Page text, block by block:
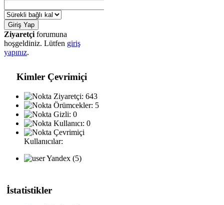
Ziyaretçi forumuna
hoşgeldiniz. Lütfen giriş
yapınız.
Kimler Çevrimiçi
Ziyaretçi: 643
Örümcekler: 5
Gizli: 0
Kullanıcı: 0
Çevrimiçi
Kullanıcılar:
Yandex (5)
İstatistikler